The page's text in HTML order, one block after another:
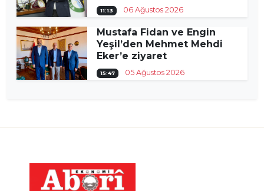
11:13 06 Ağustos 2026
Mustafa Fidan ve Engin
Yeşil’den Mehmet Mehdi
Eker’e ziyaret
15:47 05 Ağustos 2026